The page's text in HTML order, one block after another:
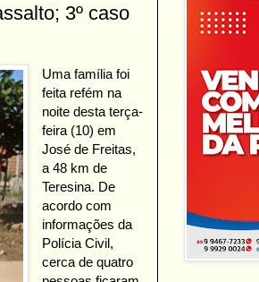
3º caso
Uma família foi
feita refém na
noite desta terça-
feira (10) em
José de Freitas,
a 48 km de
Teresina. De
acordo com
informações da
Polícia Civil,
cerca de quatro